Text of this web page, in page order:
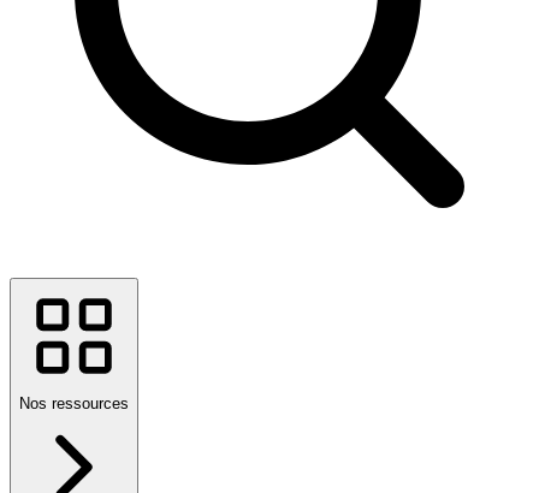
Nos ressources